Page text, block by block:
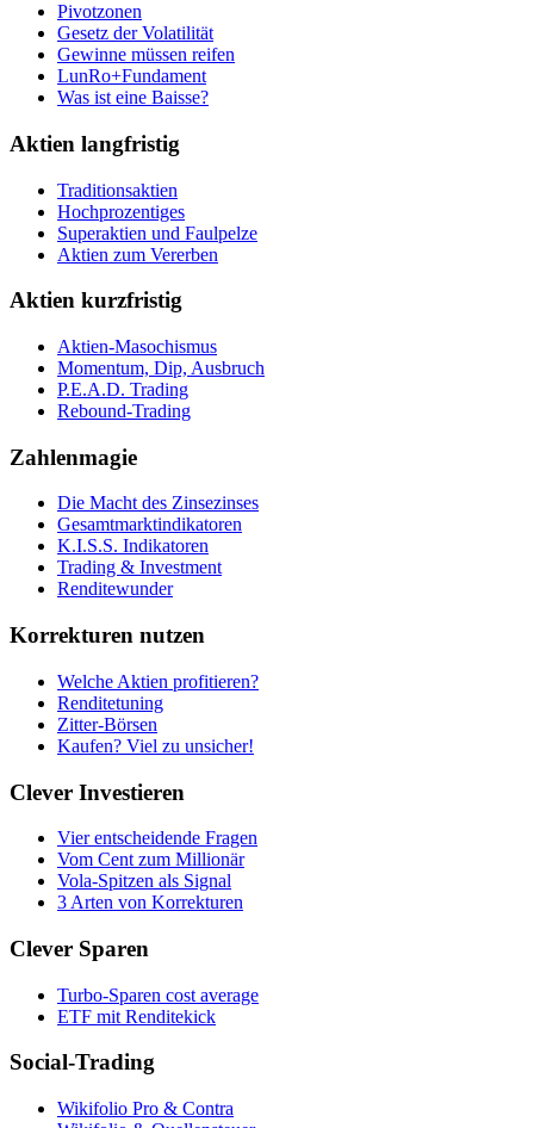
Pivotzonen
Gesetz der Volatilität
Gewinne müssen reifen
LunRo+Fundament
Was ist eine Baisse?
Aktien langfristig
Traditionsaktien
Hochprozentiges
Superaktien und Faulpelze
Aktien zum Vererben
Aktien kurzfristig
Aktien-Masochismus
Momentum, Dip, Ausbruch
P.E.A.D. Trading
Rebound-Trading
Zahlenmagie
Die Macht des Zinsezinses
Gesamtmarktindikatoren
K.I.S.S. Indikatoren
Trading & Investment
Renditewunder
Korrekturen nutzen
Welche Aktien profitieren?
Renditetuning
Zitter-Börsen
Kaufen? Viel zu unsicher!
Clever Investieren
Vier entscheidende Fragen
Vom Cent zum Millionär
Vola-Spitzen als Signal
3 Arten von Korrekturen
Clever Sparen
Turbo-Sparen cost average
ETF mit Renditekick
Social-Trading
Wikifolio Pro & Contra